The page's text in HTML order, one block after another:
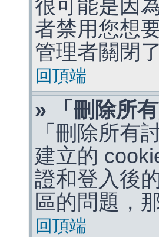
很可能是因
者禁用您想
管理者關閉
回頂端
» 「刪除所
「刪除所有
建立的
證和登入後
區的問題，
回頂端